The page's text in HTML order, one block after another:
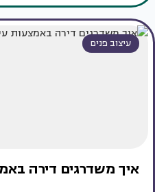
עיצוב פנים
איך משדרגים דירה